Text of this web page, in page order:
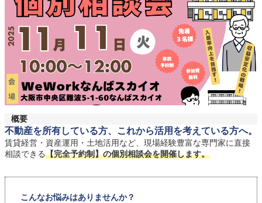
概要
不動産を所有している方、これから活用を考えている方へ。
賃貸経営・資産運用・土地活用など、現場経験豊富な専門家に直接
相談できる【完全予約制】の個別相談会を開催します。
こんなお悩みはありませんか？